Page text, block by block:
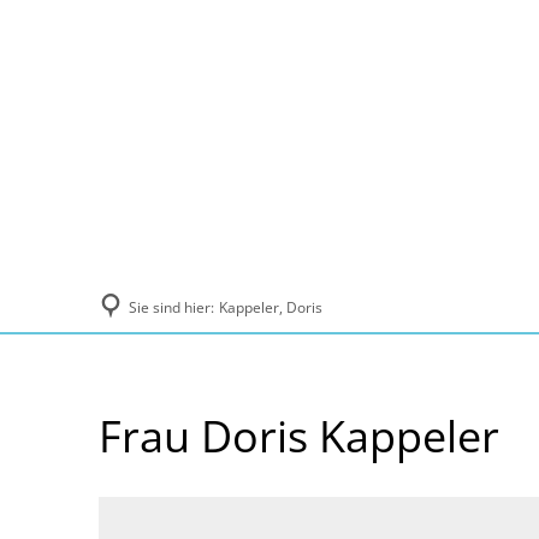
Sie sind hier: Kappeler, Doris
Frau Doris Kappeler